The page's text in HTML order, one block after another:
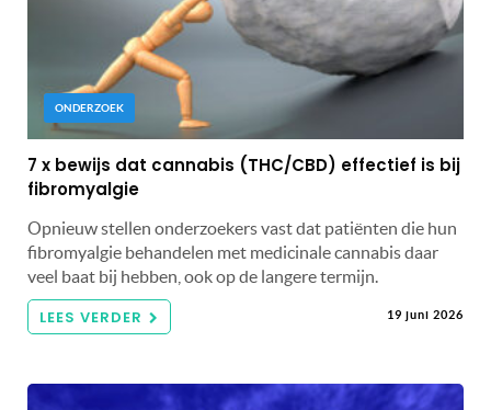
ONDERZOEK
7 x bewijs dat cannabis (THC/CBD) effectief is bij
fibromyalgie
Opnieuw stellen onderzoekers vast dat patiënten die hun
fibromyalgie behandelen met medicinale cannabis daar
veel baat bij hebben, ook op de langere termijn.
LEES VERDER 19 juni 2026